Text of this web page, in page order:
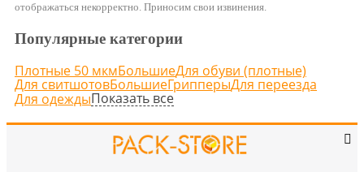
отображаться некорректно. Приносим свои извинения.
Популярные категории
Плотные 50 мкмБольшиеДля обуви (плотные)
Для свитшотовБольшиеГрипперыДля переезда
Для одеждыПоказать все